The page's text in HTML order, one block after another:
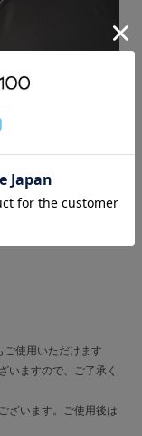
強いです。
使用いただけます
いますので、ご了承く
ざいます。ご使用後は